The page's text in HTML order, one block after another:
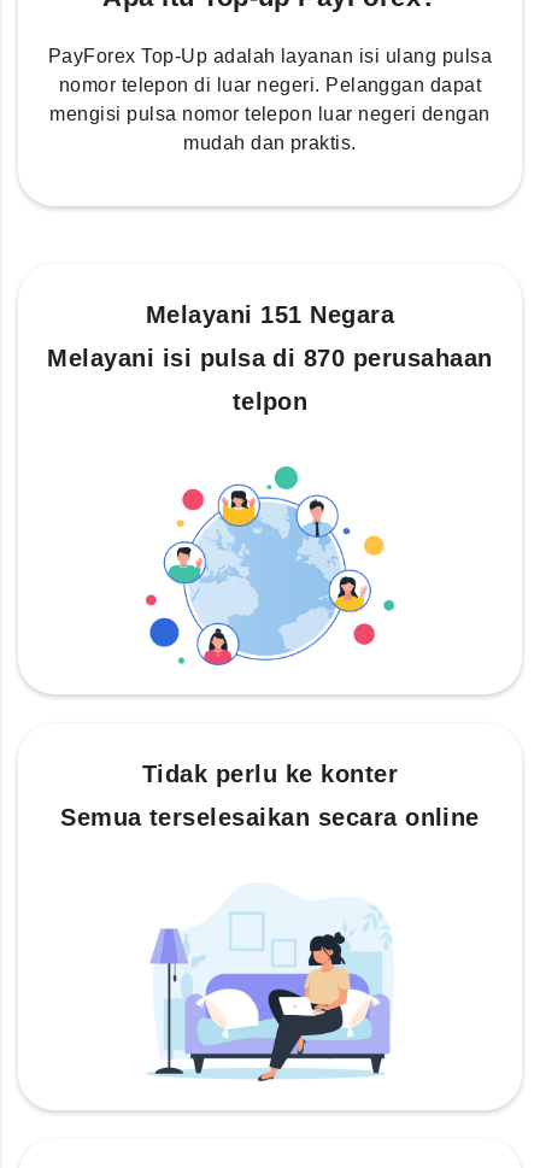
PayForex Top-Up adalah layanan isi ulang pulsa
nomor telepon di luar negeri. Pelanggan dapat
mengisi pulsa nomor telepon luar negeri dengan
mudah dan praktis.
Melayani 151 Negara
Melayani isi pulsa di 870 perusahaan
telpon
Tidak perlu ke konter
Semua terselesaikan secara online